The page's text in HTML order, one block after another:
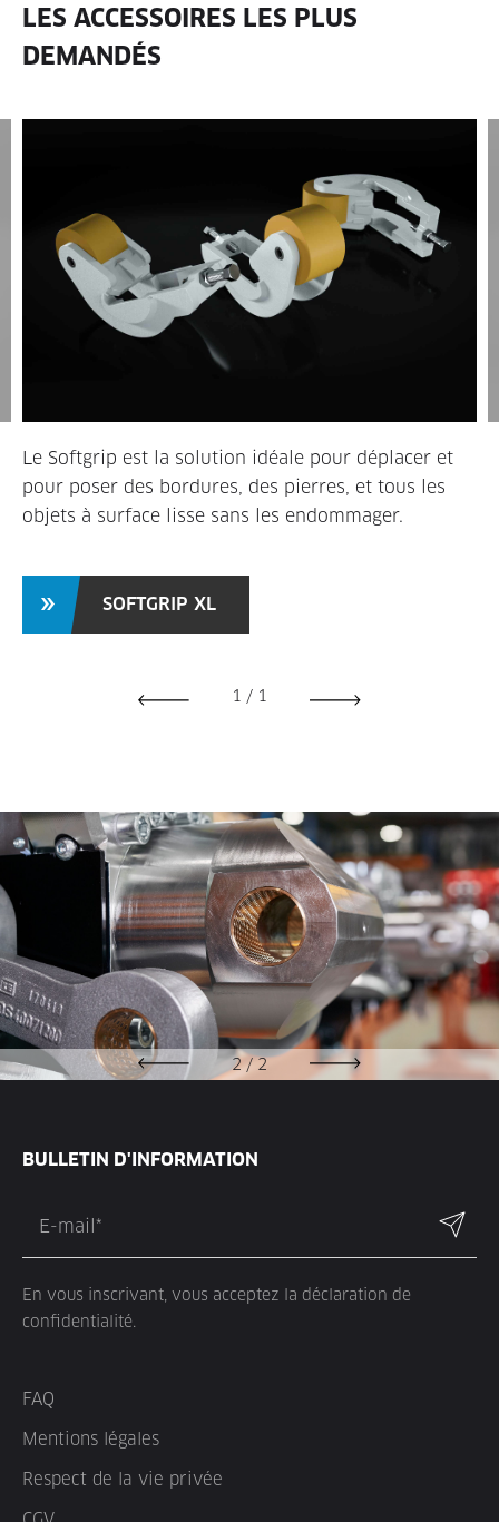
LES ACCESSOIRES LES PLUS
DEMANDÉS
Le Softgrip est la solution idéale pour déplacer et
pour poser des bordures, des pierres, et tous les
objets à surface lisse sans les endommager.
SOFTGRIP XL
1 / 1
2/ 2
BULLETIN D'INFORMATION
En vous inscrivant, vous acceptez la déclaration de
confidentialité.
FAQ
Mentions légales
Respect de la vie privée